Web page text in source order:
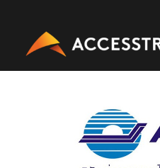
content